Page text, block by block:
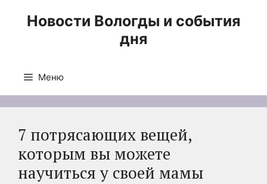
Новости Вологды и события
дня
Меню
7 потрясающих вещей,
которым вы можете
научиться у своей мамы